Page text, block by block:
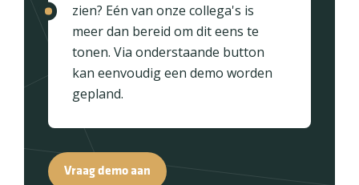
zien? Eén van onze collega's is
meer dan bereid om dit eens te
tonen. Via onderstaande button
kan eenvoudig een demo worden
gepland.
Vraag demo aan